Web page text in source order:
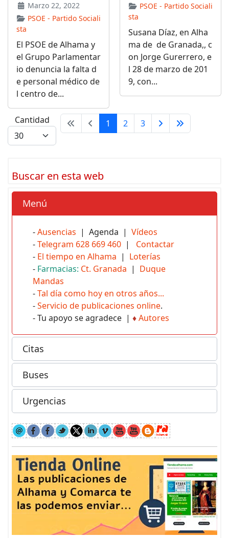
Marzo 22, 2022
PSOE - Partido Sociali
sta
El PSOE de Alhama y
el Grupo Parlamentar
io denuncia la falta d
e personal médico de
l centro de...
PSOE - Partido Sociali
sta
Susana Díaz, en Alha
ma de de Granada,, c
on Jorge Gurerrero, e
l 28 de marzo de 201
9, con...
Cantidad 1 2 3
Buscar en esta web
Menú
-Ausencias | Agenda | Vídeos
-Telegram 628 669 460 | Contactar
- El tiempo en Alhama | Loterías
- Farmacias: Ct. Granada | Duque
Mandas
-Tal día como hoy en otros años...
-Servicio de publicaciones online.
- Tu apoyo se agradece | ♦Autores
Citas
Buses
Urgencias